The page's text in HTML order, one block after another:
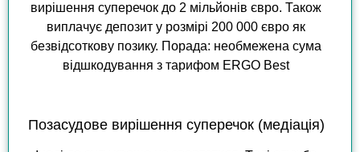
вирішення суперечок до 2 мільйонів євро. Також
виплачує депозит у розмірі 200 000 євро як
безвідсоткову позику. Порада: необмежена сума
відшкодування з тарифом ERGO Best
Позасудове вирішення суперечок (медіація)